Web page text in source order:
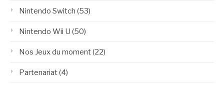
Nintendo Switch (53)
Nintendo Wii U (50)
Nos Jeux du moment(22)
Partenariat(4)